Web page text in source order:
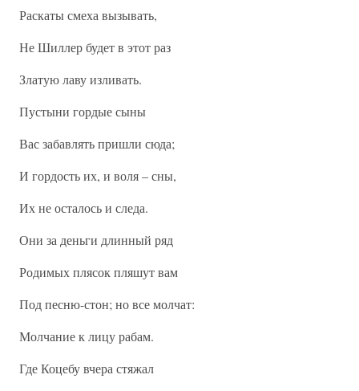
Раскаты смеха вызывать,
Не Шиллер будет в этот раз
Златую лаву изливать.
Пустыни гордые сыны
Вас забавлять пришли сюда;
И гордость их, и воля – сны,
Их не осталось и следа.
Они за деньги длинный ряд
Родимых плясок пляшут вам
Под песню-стон; но все молчат:
Молчание к лицу рабам.
Где Коцебу вчера стяжал